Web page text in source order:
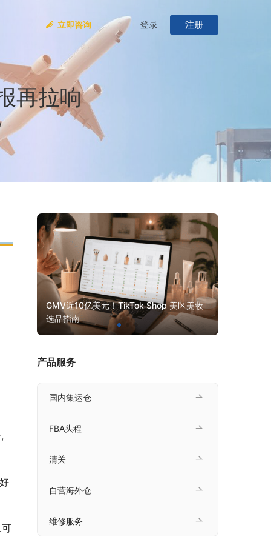
立即咨询 登录 注册
再拉响
GMV近10亿美元！TikTok Shop 美区美妆
选品指南
产品服务
国内集运仓
FBA头程
清关
自营海外仓
维修服务